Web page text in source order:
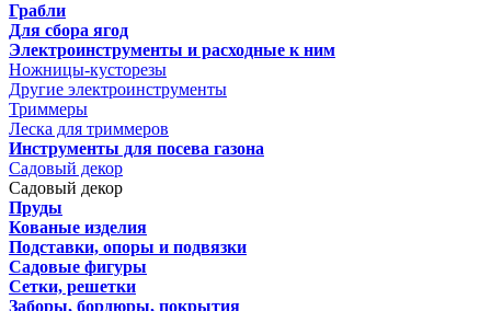
Грабли
Для сбора ягод
Электроинструменты и расходные к ним
Ножницы-кусторезы
Другие электроинструменты
Триммеры
Леска для триммеров
Инструменты для посева газона
Садовый декор
Садовый декор
Пруды
Кованые изделия
Подставки, опоры и подвязки
Садовые фигуры
Сетки, решетки
Заборы, бордюры, покрытия